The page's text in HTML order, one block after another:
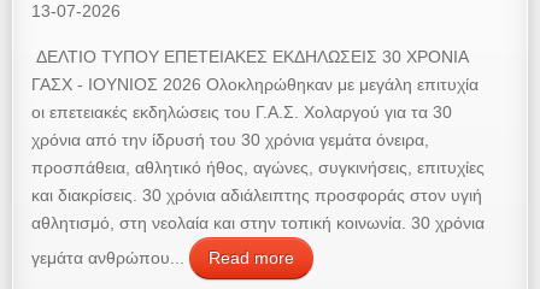
13-07-2026
ΔΕΛΤΙΟ ΤΥΠΟΥ ΕΠΕΤΕΙΑΚΕΣ ΕΚΔΗΛΩΣΕΙΣ 30 ΧΡΟΝΙΑ
ΓΑΣΧ - ΙΟΥΝΙΟΣ 2026 Ολοκληρώθηκαν με μεγάλη επιτυχία
οι επετειακές εκδηλώσεις του Γ.Α.Σ. Χολαργού για τα 30
χρόνια από την ίδρυσή του 30 χρόνια γεμάτα όνειρα,
προσπάθεια, αθλητικό ήθος, αγώνες, συγκινήσεις, επιτυχίες
και διακρίσεις. 30 χρόνια αδιάλειπτης προσφοράς στον υγιή
αθλητισμό, στη νεολαία και στην τοπική κοινωνία. 30 χρόνια
γεμάτα ανθρώπου...
Read more